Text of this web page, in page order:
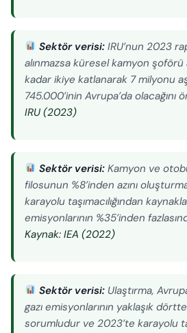
Sektör verisi: IRU’nun 2023
alınmazsa küresel kamyon şoförü
kadar ikiye katlanarak 7 milyonu
745.000’inin Avrupa’da olacağını
IRU (2023)
Sektör verisi: Kamyon ve
filosunun %8’inden azını
karayolu taşımacılığından
emisyonlarının %35’inden
Kaynak: IEA (2022)
Sektör verisi: Ulaştırma,
gazı emisyonlarının yaklaşık
sorumludur ve 2023’te karayolu